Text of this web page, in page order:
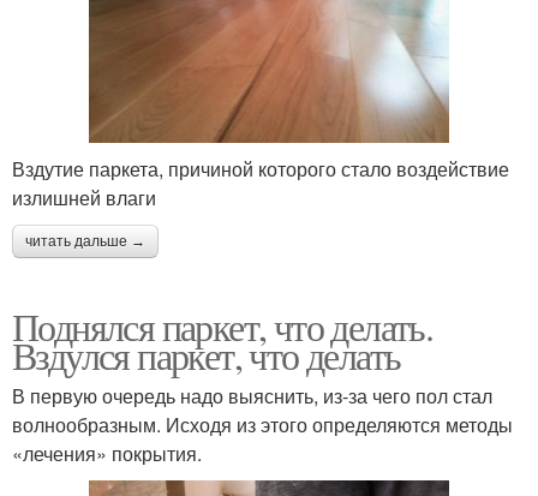
Вздутие паркета, причиной которого стало воздействие
излишней влаги
читать дальше →
Поднялся паркет, что делать.
Вздулся паркет, что делать
В первую очередь надо выяснить, из-за чего пол стал
волнообразным. Исходя из этого определяются методы
«лечения» покрытия.